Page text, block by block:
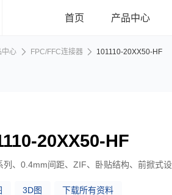
首页 产品中心
中心 FPC/FFC连接器 101110-20XX50-HF
20XX50-HF
列、0.4mm间距、ZIF、卧贴结构、前掀式
3D图 下载所有资料